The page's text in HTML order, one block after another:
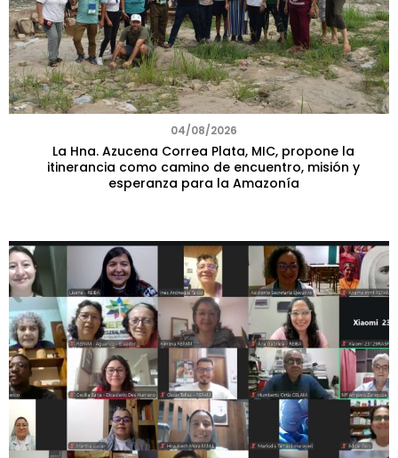
04/08/2026
La Hna. Azucena Correa Plata, MIC, propone la
itinerancia como camino de encuentro, misión y
esperanza para la Amazonía